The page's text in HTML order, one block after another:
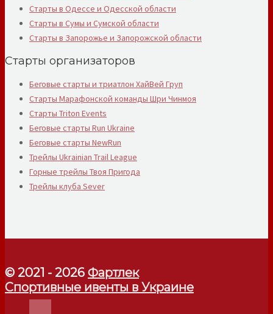
Старты в Одессе и Одесской области
Старты в Сумы и Сумской области
Старты в Запорожье и Запорожской области
Старты организаторов
Беговые старты и триатлон ХайВей Груп
Старты Марафонской команды Шри Чинмоя
Старты Triton Events
Беговые старты Run Ukraine
Беговые старты NewRun
Трейлы Ukrainian Trail League
Горные трейлы Твоя Пригода
Трейлы клуба Sever
© 2021 - 2026 Фартлек
Спортивные ивенты в Украине